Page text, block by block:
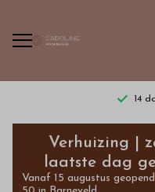
14
Wedoble
Trui
Verhuizing |
laatste dag
Vanaf 15 augustus